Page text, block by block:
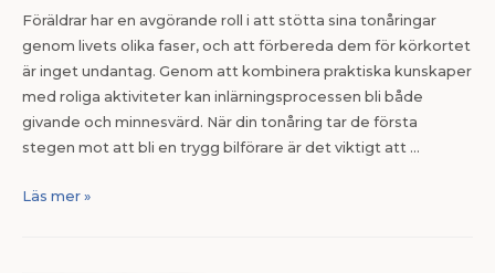
Föräldrar har en avgörande roll i att stötta sina tonåringar
genom livets olika faser, och att förbereda dem för körkortet
är inget undantag. Genom att kombinera praktiska kunskaper
med roliga aktiviteter kan inlärningsprocessen bli både
givande och minnesvärd. När din tonåring tar de första
stegen mot att bli en trygg bilförare är det viktigt att …
Läs mer »